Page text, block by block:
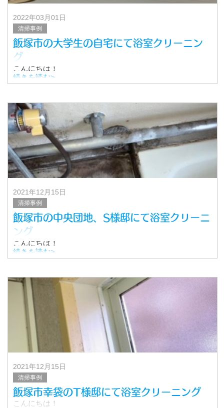
2022年03月01日
清掃事例
飯塚市の大学生の自宅にて浴室クリーニン
グ
こんにちは！
飯塚市のさわやかスマイルクリーンです。
浴室クリーニングの様子をご紹介いたします！
依頼者は、飯塚市のワンルームのお部屋で生活されて
続きを読む>
2021年12月15日
清掃事例
飯塚市の中央団地、S様邸にて浴室クリーニ
ング
こんにちは！
飯塚市のさわやかスマイルクリーンです。
頼です。
浴室のクリーニングを担当いたしました。
料金は、浴室全体の清掃で￥15,80
続きを読む>
2021年12月15日
清掃事例
飯塚市幸袋のT様邸にて浴室クリーニング
こんにちは！